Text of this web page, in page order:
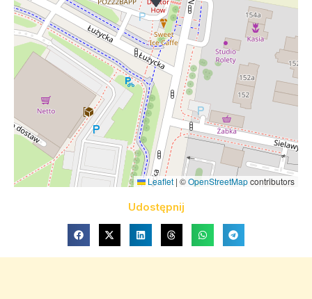
Leaflet | ©OpenStreetMapcontributors
Udostępnij